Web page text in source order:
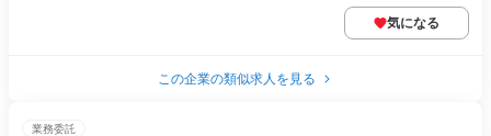
気になる
この企業の類似求人を見る
業務委託